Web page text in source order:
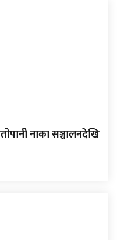
नाका सञ्चालनदेखि